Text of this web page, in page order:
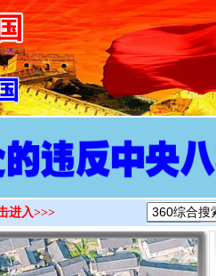
进入>>>